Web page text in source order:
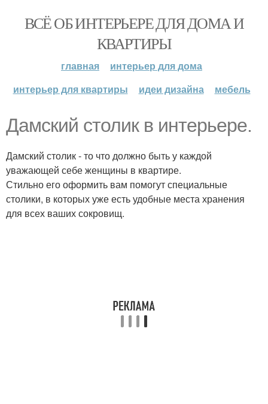
ВСЁ ОБ ИНТЕРЬЕРЕ ДЛЯ ДОМА И
КВАРТИРЫ
главная
интерьер для дома
интерьер для квартиры
идеи дизайна мебель
Дамский столик в интерьере.
Дамский столик - то что должно быть у каждой
уважающей себе женщины в квартире.
Стильно его оформить вам помогут специальные
столики, в которых уже есть удобные места хранения
для всех ваших сокровищ.